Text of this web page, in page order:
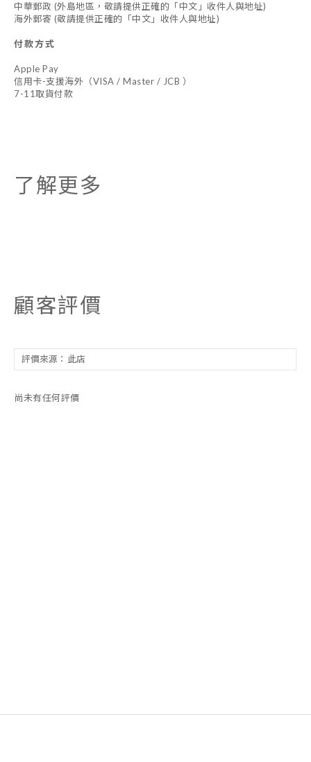
中華郵政 (外島地區，敬請提供正確的「中文」收件人與地址)
海外郵寄 (敬請提供正確的「中文」收件人與地址)
付款方式
Apple Pay
信用卡-支援海外（VISA / Master / JCB ）
7-11取貨付款
了解更多
顧客評價
尚未有任何評價